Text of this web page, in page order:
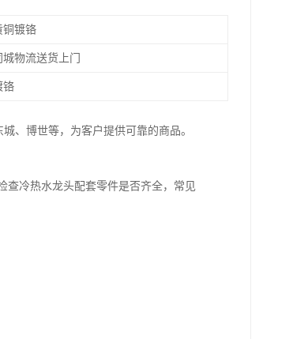
铜镀铬
城物流送货上门
铬
、博世等，为客户提供可靠的商品。
查冷热水龙头配套零件是否齐全，常见